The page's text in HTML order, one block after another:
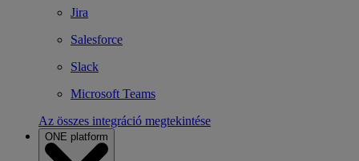
Jira
Salesforce
Slack
Microsoft Teams
Az összes integráció megtekintése
ONE platform